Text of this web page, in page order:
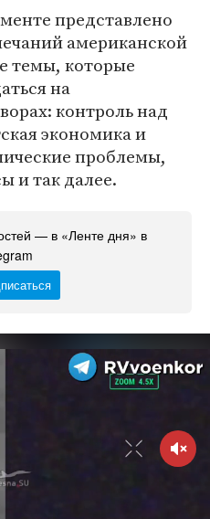
представлено
американской
темы, которые
на
контроль над
экономика и
проблемы,
и так далее.
— в «Ленте дня» в